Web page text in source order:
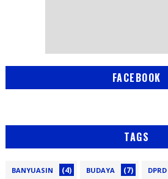
FACEBOOK
TAGS
BANYUASIN (4) BUDAYA (7) DPRD